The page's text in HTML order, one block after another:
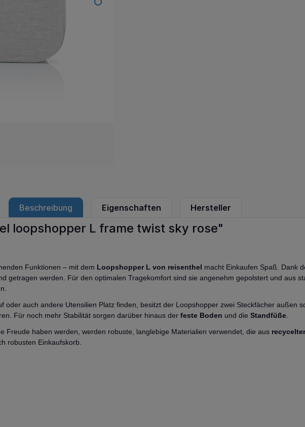
Beschreibung Eigenschaften Hersteller
loopshopper L frame twist sky rose"
Funktionen – mit dem Loopshopper L von reisenthel macht Einkaufen Spaß. Dank
getragen werden. Für den optimalen Tragekomfort sind sie angenehm gepolstert und aus
oder auch andere Utensilien Platz finden, besitzt der Loopshopper zwei Steckfächer außen
Für noch mehr Stabilität sorgen darüber hinaus der feste Boden und die Standfüße
Freude haben werden, werden robuste, langlebige Materialien verwendet, die aus
robusten Einkaufskorb.